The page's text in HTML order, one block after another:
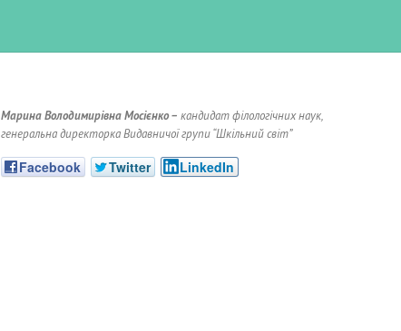
Марина Володимирівна Мосієнко – кандидат філологічних наук,
генеральна директорка Видавничої групи “Шкільний світ”
Facebook Twitter LinkedIn